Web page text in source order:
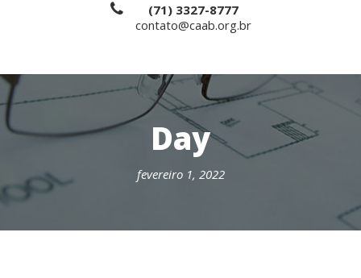
(71) 3327-8777
contato@caab.org.br
Day
fevereiro 1, 2022